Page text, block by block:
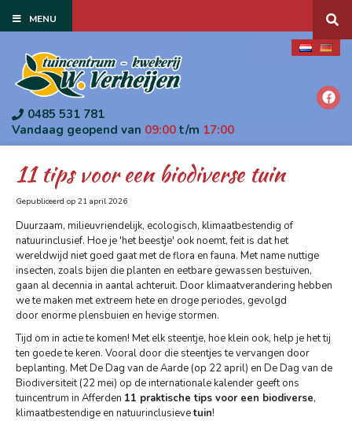
n
MENU
0485 531 781
Vandaag geopend van 09:00 t/m 17:00
11 tips voor een biodiverse tuin
Gepubliceerd op 21 april 2026
Duurzaam, milieuvriendelijk, ecologisch, klimaatbestendig of
natuurinclusief. Hoe je 'het beestje' ook noemt, feit is dat het
wereldwijd niet goed gaat met de flora en fauna. Met name nuttige
insecten, zoals bijen die planten en eetbare gewassen bestuiven,
gaan al decennia in aantal achteruit. Door klimaatverandering hebben
we te maken met extreem hete en droge periodes, gevolgd
door enorme plensbuien en hevige stormen.
Tijd om in actie te komen! Met elk steentje, hoe klein ook, help je het tij
ten goede te keren. Vooral door die steentjes te vervangen door
beplanting. Met De Dag van de Aarde (op 22 april) en De Dag van de
Biodiversiteit (22 mei) op de internationale kalender geeft ons
tuincentrum in Afferden 11 praktische tips voor een biodiverse,
klimaatbestendige en natuurinclusievetuin!